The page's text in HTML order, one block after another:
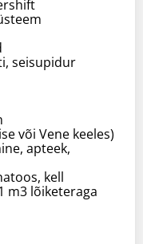
seisupidur
või Vene keeles)
apteek,
kell
m3 lõiketeraga